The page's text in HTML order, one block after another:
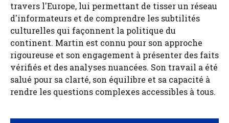
travers l'Europe, lui permettant de tisser un réseau
d'informateurs et de comprendre les subtilités
culturelles qui façonnent la politique du
continent. Martin est connu pour son approche
rigoureuse et son engagement à présenter des faits
vérifiés et des analyses nuancées. Son travail a été
salué pour sa clarté, son équilibre et sa capacité à
rendre les questions complexes accessibles à tous.